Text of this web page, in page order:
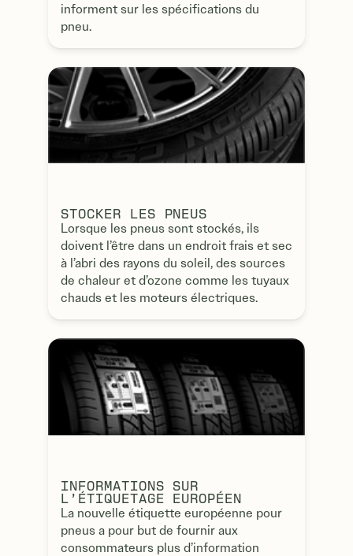
informent sur les spécifications du
pneu.
STOCKER LES PNEUS
Lorsque les pneus sont stockés, ils
doivent l’être dans un endroit frais et sec
à l’abri des rayons du soleil, des sources
de chaleur et d’ozone comme les tuyaux
chauds et les moteurs électriques.
INFORMATIONS SUR
L’ÉTIQUETAGE EUROPÉEN
La nouvelle étiquette européenne pour
pneus a pour but de fournir aux
consommateurs plus d’information